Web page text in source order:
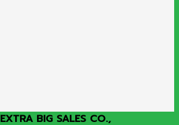
EXTRA BIG SALES CO.,